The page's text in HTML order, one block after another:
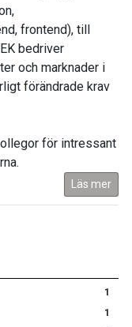
1
1
frontend), till
bedriver
och marknader i
förändrade krav
för intressant
Läs mer